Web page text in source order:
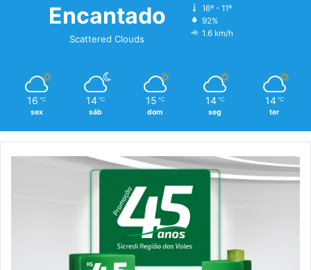
Encantado
Scattered Clouds
16º - 11º
92%
1.6 km/h
16 ℃
sex
14 ℃
sáb
15 ℃
dom
14 ℃
seg
14 ℃
ter